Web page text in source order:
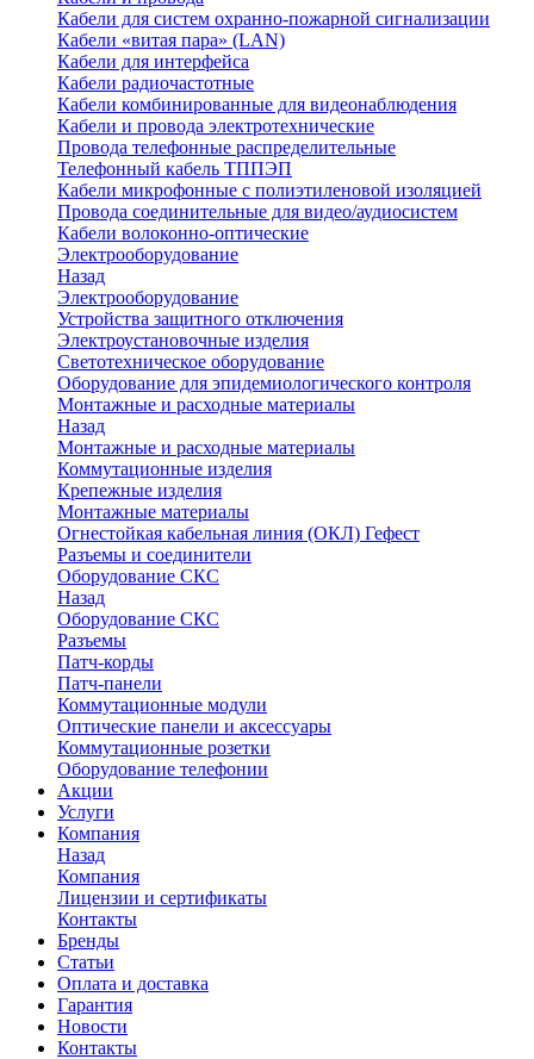
Кабели для систем охранно-пожарной сигнализации
Кабели «витая пара» (LAN)
Кабели для интерфейса
Кабели радиочастотные
Кабели комбинированные для видеонаблюдения
Кабели и провода электротехнические
Провода телефонные распределительные
Телефонный кабель ТППЭП
Кабели микрофонные с полиэтиленовой изоляцией
Провода соединительные для видео/аудиосистем
Кабели волоконно-оптические
Электрооборудование
Назад
Электрооборудование
Устройства защитного отключения
Электроустановочные изделия
Светотехническое оборудование
Оборудование для эпидемиологического контроля
Монтажные и расходные материалы
Назад
Монтажные и расходные материалы
Коммутационные изделия
Крепежные изделия
Монтажные материалы
Огнестойкая кабельная линия (ОКЛ) Гефест
Разъемы и соединители
Оборудование СКС
Назад
Оборудование СКС
Разъемы
Патч-корды
Патч-панели
Коммутационные модули
Оптические панели и аксессуары
Коммутационные розетки
Оборудование телефонии
Акции
Услуги
Компания
Назад
Компания
Лицензии и сертификаты
Контакты
Бренды
Статьи
Оплата и доставка
Гарантия
Новости
Контакты